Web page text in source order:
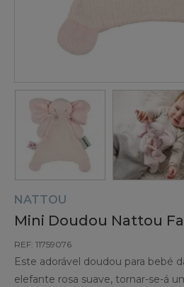
NATTOU
Mini Doudou Nattou
REF: 11759076
Este adorável doudou para bebé
elefante rosa suave, tornar-se-á